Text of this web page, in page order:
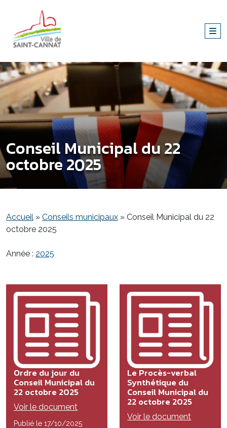
Conseil Municipal du 22
octobre 2025
Accueil » Conseils municipaux » Conseil Municipal du 22
octobre 2025
Année : 2025
Ordre du jour du
Conseil Municipal du
22 octobre 2025
Voir le document
Publié le 17/10/2025
Le Procès-verbal
Synthétique du
Conseil Municipal du
22 octobre 2025
Voir le document